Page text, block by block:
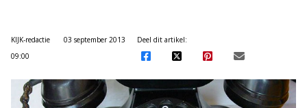
KIJK-redactie
03 september 2013
09:00
Deel dit artikel: